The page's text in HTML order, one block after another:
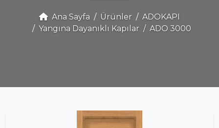
Ana Sayfa Ürünler
ADOKAPI
Yangına Dayanıklı Kapılar
ADO 3000